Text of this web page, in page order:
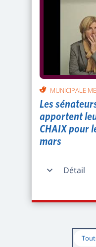
MUNICIPALE
Les
apportent
CHAIX pour
mars
Détail